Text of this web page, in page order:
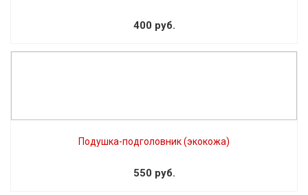
400 руб.
Подушка-подголовник (экокожа)
550 руб.